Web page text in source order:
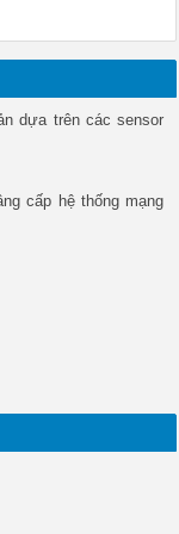
dựa trên các sensor
cấp hệ thống mạng